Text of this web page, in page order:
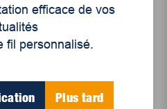
efficace de vos
fil personnalisé.
Plus tard